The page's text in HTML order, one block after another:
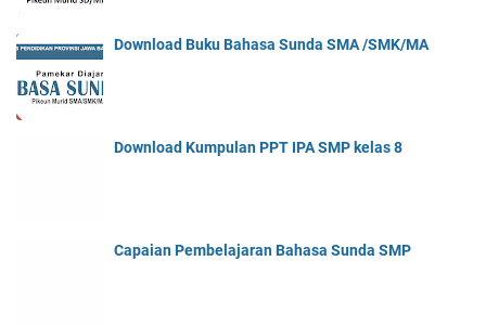
Download Buku Bahasa Sunda SMA /SMK/MA
Download Kumpulan PPT IPA SMP kelas 8
Capaian Pembelajaran Bahasa Sunda SMP